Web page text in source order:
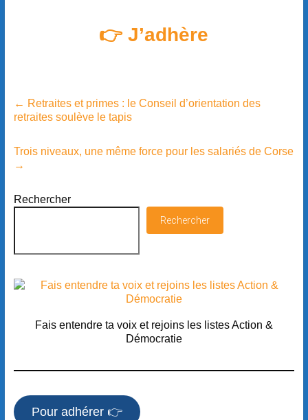
👉 J’adhère
← Retraites et primes : le Conseil d’orientation des
retraites soulève le tapis
Trois niveaux, une même force pour les salariés de Corse
→
Rechercher
Rechercher
Fais entendre ta voix et rejoins les listes Action &
Démocratie
Pour adhérer 👉